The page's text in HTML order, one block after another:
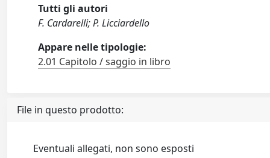
Tutti gli autori
F. Cardarelli; P. Licciardello
Appare nelle tipologie:
2.01 Capitolo / saggio in libro
File in questo prodotto:
Eventuali allegati, non sono esposti